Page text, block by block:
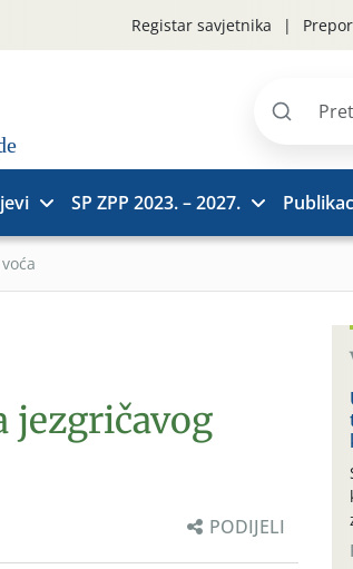
Registar savjetnika
Pretraži
SP ZPP 2023. – 2027.
jezgričavog
PODIJELI